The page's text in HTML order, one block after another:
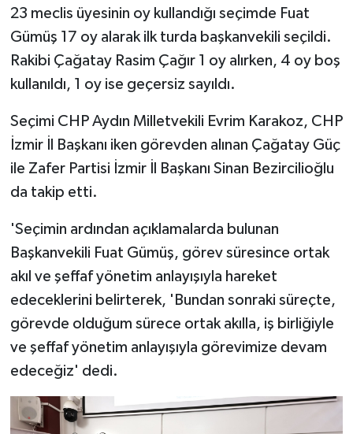
23 meclis üyesinin oy kullandığı seçimde Fuat
Gümüş 17 oy alarak ilk turda başkanvekili seçildi.
Rakibi Çağatay Rasim Çağır 1 oy alırken, 4 oy boş
kullanıldı, 1 oy ise geçersiz sayıldı.
Seçimi CHP Aydın Milletvekili Evrim Karakoz, CHP
İzmir İl Başkanı iken görevden alınan Çağatay Güç
ile Zafer Partisi İzmir İl Başkanı Sinan Bezircilioğlu
da takip etti.
'Seçimin ardından açıklamalarda bulunan
Başkanvekili Fuat Gümüş, görev süresince ortak
akıl ve şeffaf yönetim anlayışıyla hareket
edeceklerini belirterek, 'Bundan sonraki süreçte,
görevde olduğum sürece ortak akılla, iş birliğiyle
ve şeffaf yönetim anlayışıyla görevimize devam
edeceğiz' dedi.